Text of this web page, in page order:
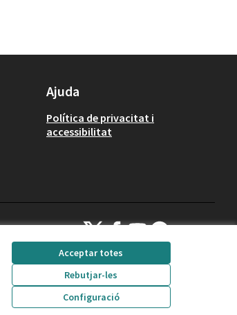
Acceptar totes
Rebutjar-les
Configuració
Ajuda
Política de privacitat i
accessibilitat
Decidim Calafell a X
(Enllaç extern)
Decidim Calafell a Facebook
(Enllaç extern)
Decidim Calafell a YouTube
(Enllaç extern)
Decidim Calafell a
(Enllaç extern)
Amb llicència Creative
(Enllaç extern)